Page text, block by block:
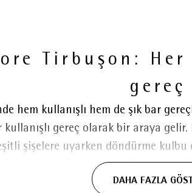
Tirbuşon:
gereç
hem kullanışlı hem de şık bar
kullanışlı gereç olarak bir araya
şişelere uyarken döndürme kulbu
zahmetsizce çıkarılabilmesini
kırılma veya kopma olmadan
DAHA FAZLA